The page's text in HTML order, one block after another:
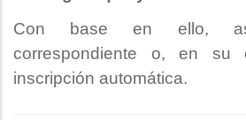
Con base en ello,
correspondiente o, en su
inscripción automática.